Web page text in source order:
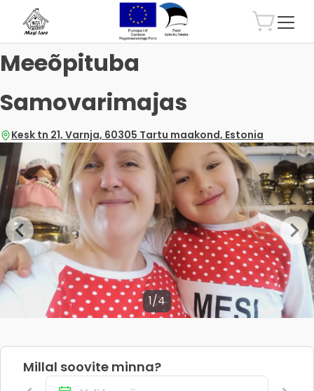
Meeõpituba
Samovarimajas
Kesk tn 21, Varnja, 60305 Tartu maakond, Estonia
1/4
Millal soovite minna?